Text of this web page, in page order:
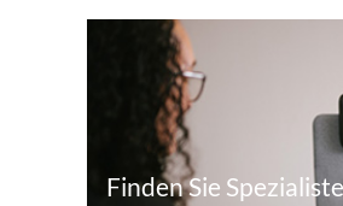
Finden Sie